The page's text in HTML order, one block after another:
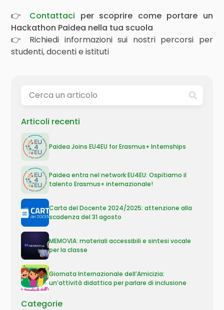
👉 Contattaci per scoprire come portare un
Hackathon Paidea nella tua scuola
👉 Richiedi informazioni sui nostri percorsi per
studenti, docenti e istituti
Articoli recenti
Paidea Joins EU4EU for Erasmus+ Internships
Paidea entra nel network EU4EU: Ospitiamo il
talento Erasmus+ internazionale!
Carta del Docente 2024/2025: attenzione alla
scadenza del 31 agosto
MEMOVIA: materiali accessibili e sintesi vocale
per la classe
Giornata Internazionale dell’Amicizia:
un’attività didattica per parlare di inclusione
Categorie